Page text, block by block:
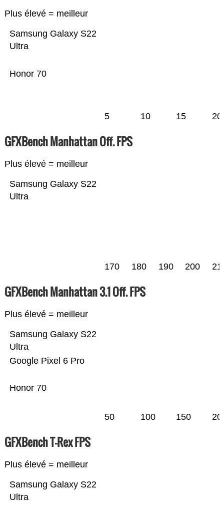
Plus élevé = meilleur
Honor 70
Samsung Galaxy S22
Ultra
5 10 15 20
GFXBench Manhattan Off. FPS
Plus élevé = meilleur
Samsung Galaxy S22
Ultra
170 180 190 200
GFXBench Manhattan 3.1 Off. FPS
Plus élevé = meilleur
Honor 70
Google Pixel 6 Pro
Samsung Galaxy S22
Ultra
50 100 150
GFXBench T-Rex FPS
Plus élevé = meilleur
Samsung Galaxy S22
Ultra